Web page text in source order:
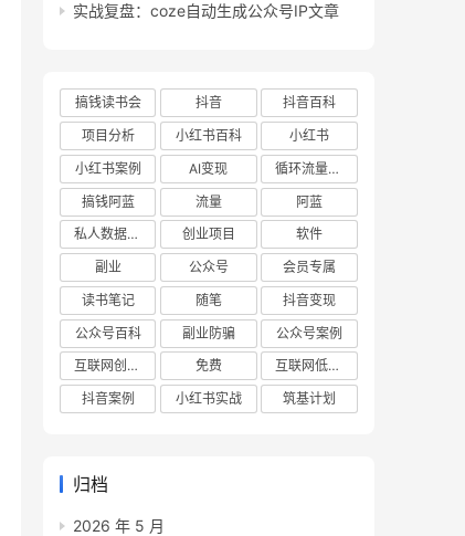
实战复盘：coze自动生成公众号IP文章
搞钱读书会 抖音
抖音百科
项目分析
小红书百科
小红书
小红书案例
AI变现
循环流量实验室
搞钱阿蓝
流量
阿蓝
私人数据库项目
创业项目
软件
副业
公众号
会员专属
读书笔记
随笔
抖音变现
公众号百科
副业防骗
公众号案例
互联网创业项目
免费
互联网低成本创业项目
抖音案例
小红书实战 筑基计划
归档
2026 年 5 月